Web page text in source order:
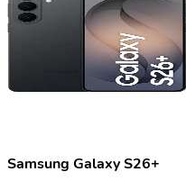
Samsung Galaxy S26+